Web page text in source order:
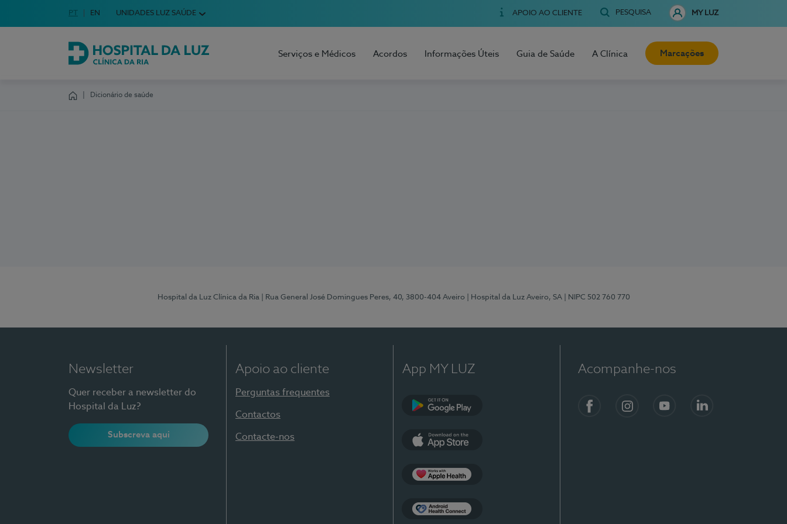
Escolha o seu idioma
Idioma em Português
PT English Language
EN UNIDADES LUZ SAÚDE APOIO AO CLIENTE PESQUISA MY LUZ
Hospital da Luz Clínica da Ria
Serviços e Médicos Acordos Informações Úteis Guia de Saúde A Clínica Marcações
Dicionário de saúde
Hospital da Luz Clínica da Ria | Rua General José Domingues Peres, 40, 3800-404 Aveiro | Hospital da Luz Aveiro, SA | NIPC 502 760 770
Newsletter
Quer receber a newsletter do
Hospital da Luz?
Subscreva aqui
Apoio ao cliente
Perguntas frequentes
Contactos
Contacte-nos
App MY LUZ Acompanhe-nos